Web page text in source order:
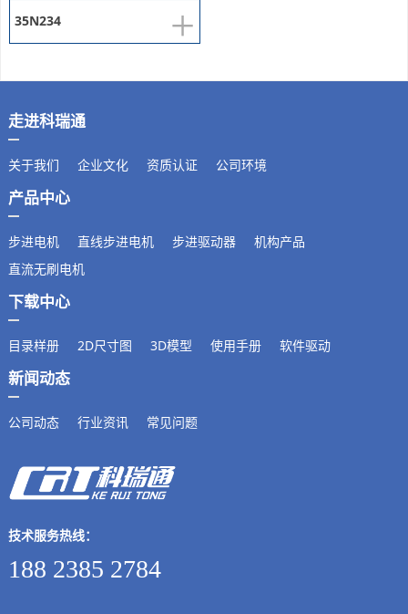
+
35N234
走进科瑞通
关于我们 企业文化 资质认证 公司环境
产品中心
步进电机 直线步进电机 步进驱动器
机构产品
直流无刷电机
下载中心
目录样册 2D尺寸图 3D模型 使用手册 软件驱动
新闻动态
公司动态 行业资讯 常见问题
技术服务热线：
188 2385 2784